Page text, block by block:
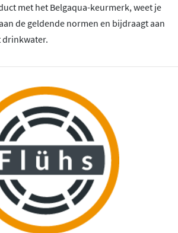
met het Belgaqua-keurmerk, weet je
de geldende normen en bijdraagt aan
drinkwater.